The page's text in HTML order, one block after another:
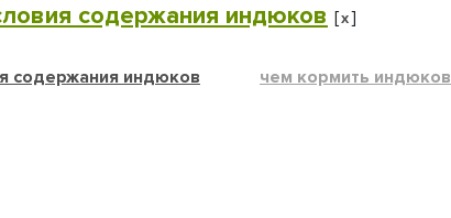
содержания индюков [x]
содержания индюков чем кормить индюков